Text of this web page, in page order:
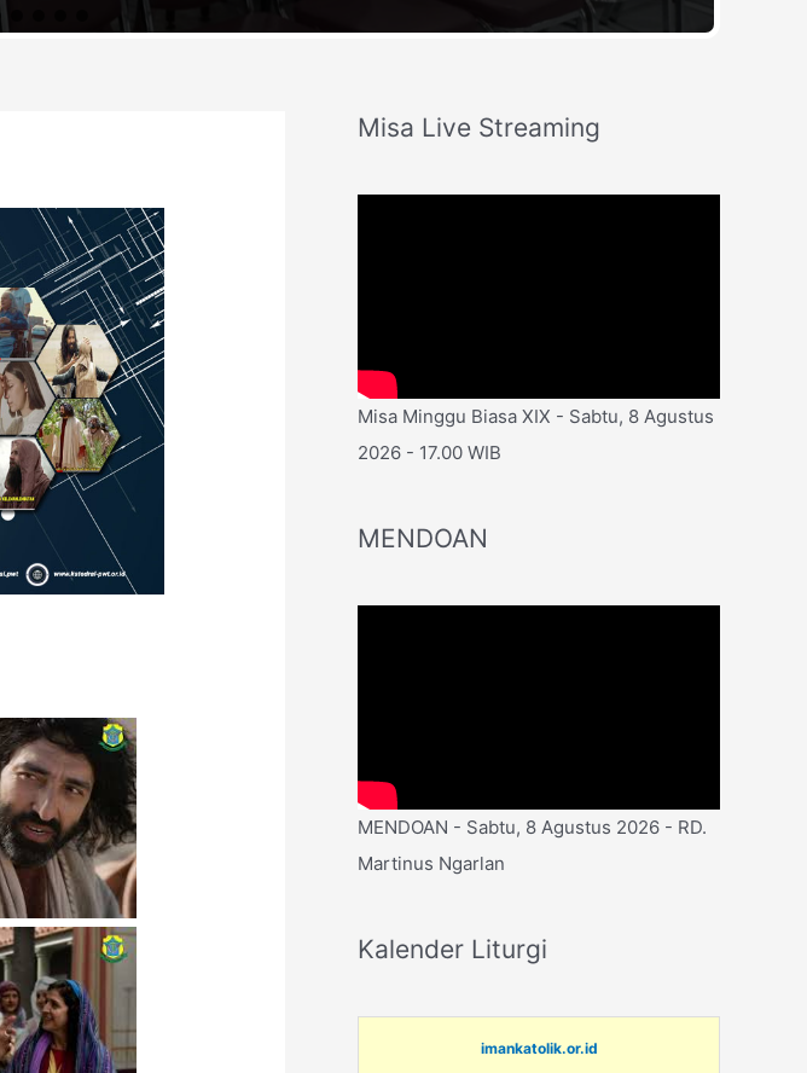
Misa Live Streaming
Misa Minggu Biasa XIX - Sabtu, 8 Agustus
2026 - 17.00 WIB
MENDOAN
MENDOAN - Sabtu, 8 Agustus 2026 - RD.
Martinus Ngarlan
Kalender Liturgi
imankatolik.or.id